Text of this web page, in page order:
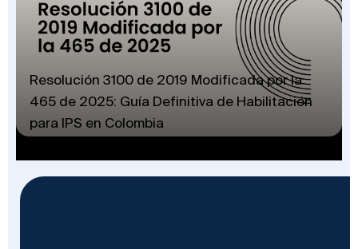
Resolución 3100 de 2019 Modificada por la
465 de 2025: Guía Definitiva de Habilitación
para IPS en Colombia